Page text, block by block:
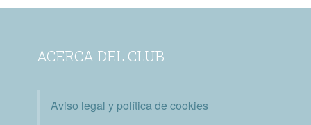
ACERCA DEL CLUB
Aviso legal y política de cookies